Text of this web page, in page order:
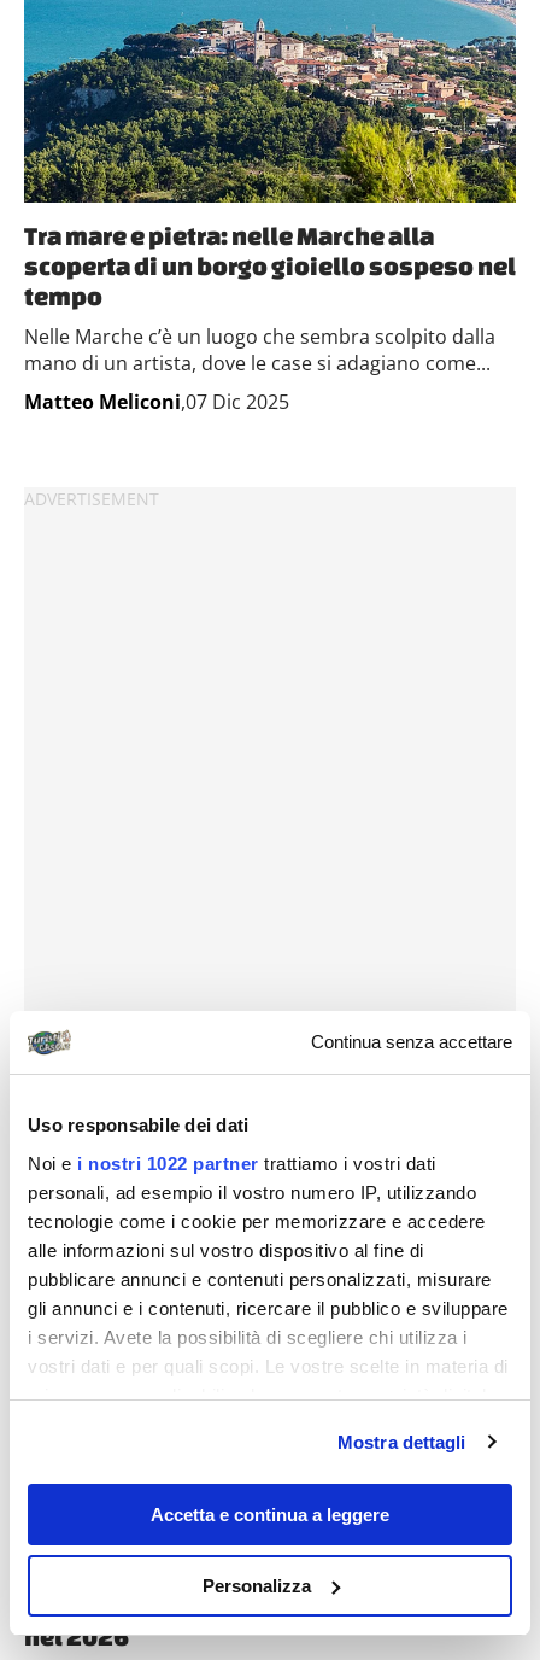
Continua senza accettare
Uso responsabile dei dati
Noi e i nostri 1022 partner trattiamo i vostri dati
personali, ad esempio il vostro numero IP, utilizzando
tecnologie come i cookie per memorizzare e accedere
alle informazioni sul vostro dispositivo al fine di
pubblicare annunci e contenuti personalizzati, misurare
gli annunci e i contenuti, ricercare il pubblico e sviluppare
i servizi. Avete la possibilità di scegliere chi utilizza i
vostri dati e per quali scopi. Le vostre scelte in materia di
privacy sono applicabili solo su questa proprietà digitale
modificare o revocare il proprio consenso in qualsiasi
momento dalla Dichiarazione sui cookie o facendo clic
sull'icona di attivazione della privacy.
raccogliere informazioni sulla tua posizione
geografica, con un'approssimazione di qualche
Mostra dettagli
Accetta e continua a leggere
Personalizza
Tra mare e pietra: nelle Marche alla
scoperta di un borgo gioiello sospeso nel
tempo
Nelle Marche c’è un luogo che sembra scolpito dalla
mano di un artista, dove le case si adagiano come...
Matteo Meliconi,07 Dic 2025
Destinazioni
Il 2025 si sta per chiudere, ma i borghi più
nel 2026